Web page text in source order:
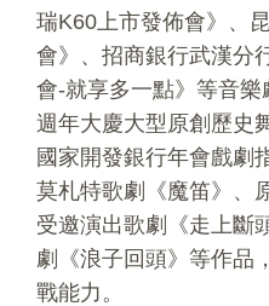
瑞K60上市發佈會》、
會》、招商銀行武漢分
會-就享多一點》等音
週年大慶大型原創歷史
國家開發銀行年會戲劇
莫札特歌劇《魔笛》、
受邀演出歌劇《走上斷
劇《浪子回頭》等作品
戰能力。